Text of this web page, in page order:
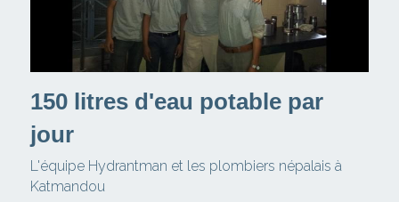
150 litres d'eau potable par
jour
L'équipe Hydrantman et les plombiers népalais à
Katmandou